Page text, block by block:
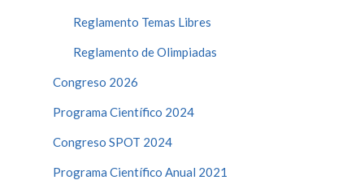
Reglamento Temas Libres
Reglamento de Olimpiadas
Congreso 2026
Programa Científico 2024
Congreso SPOT 2024
Programa Científico Anual 2021